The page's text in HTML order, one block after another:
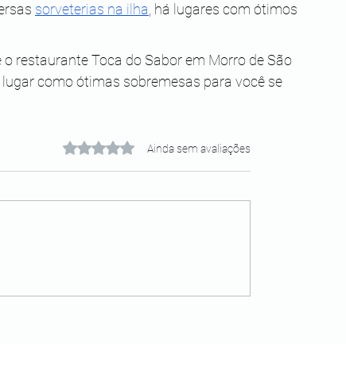
sorveterias na ilha , há lugares com ótimos
restaurante Toca do Sabor em Morro de São
lugar como ótimas sobremesas para você se
Avaliado com 0 de 5 estrelas.
Ainda sem avaliações